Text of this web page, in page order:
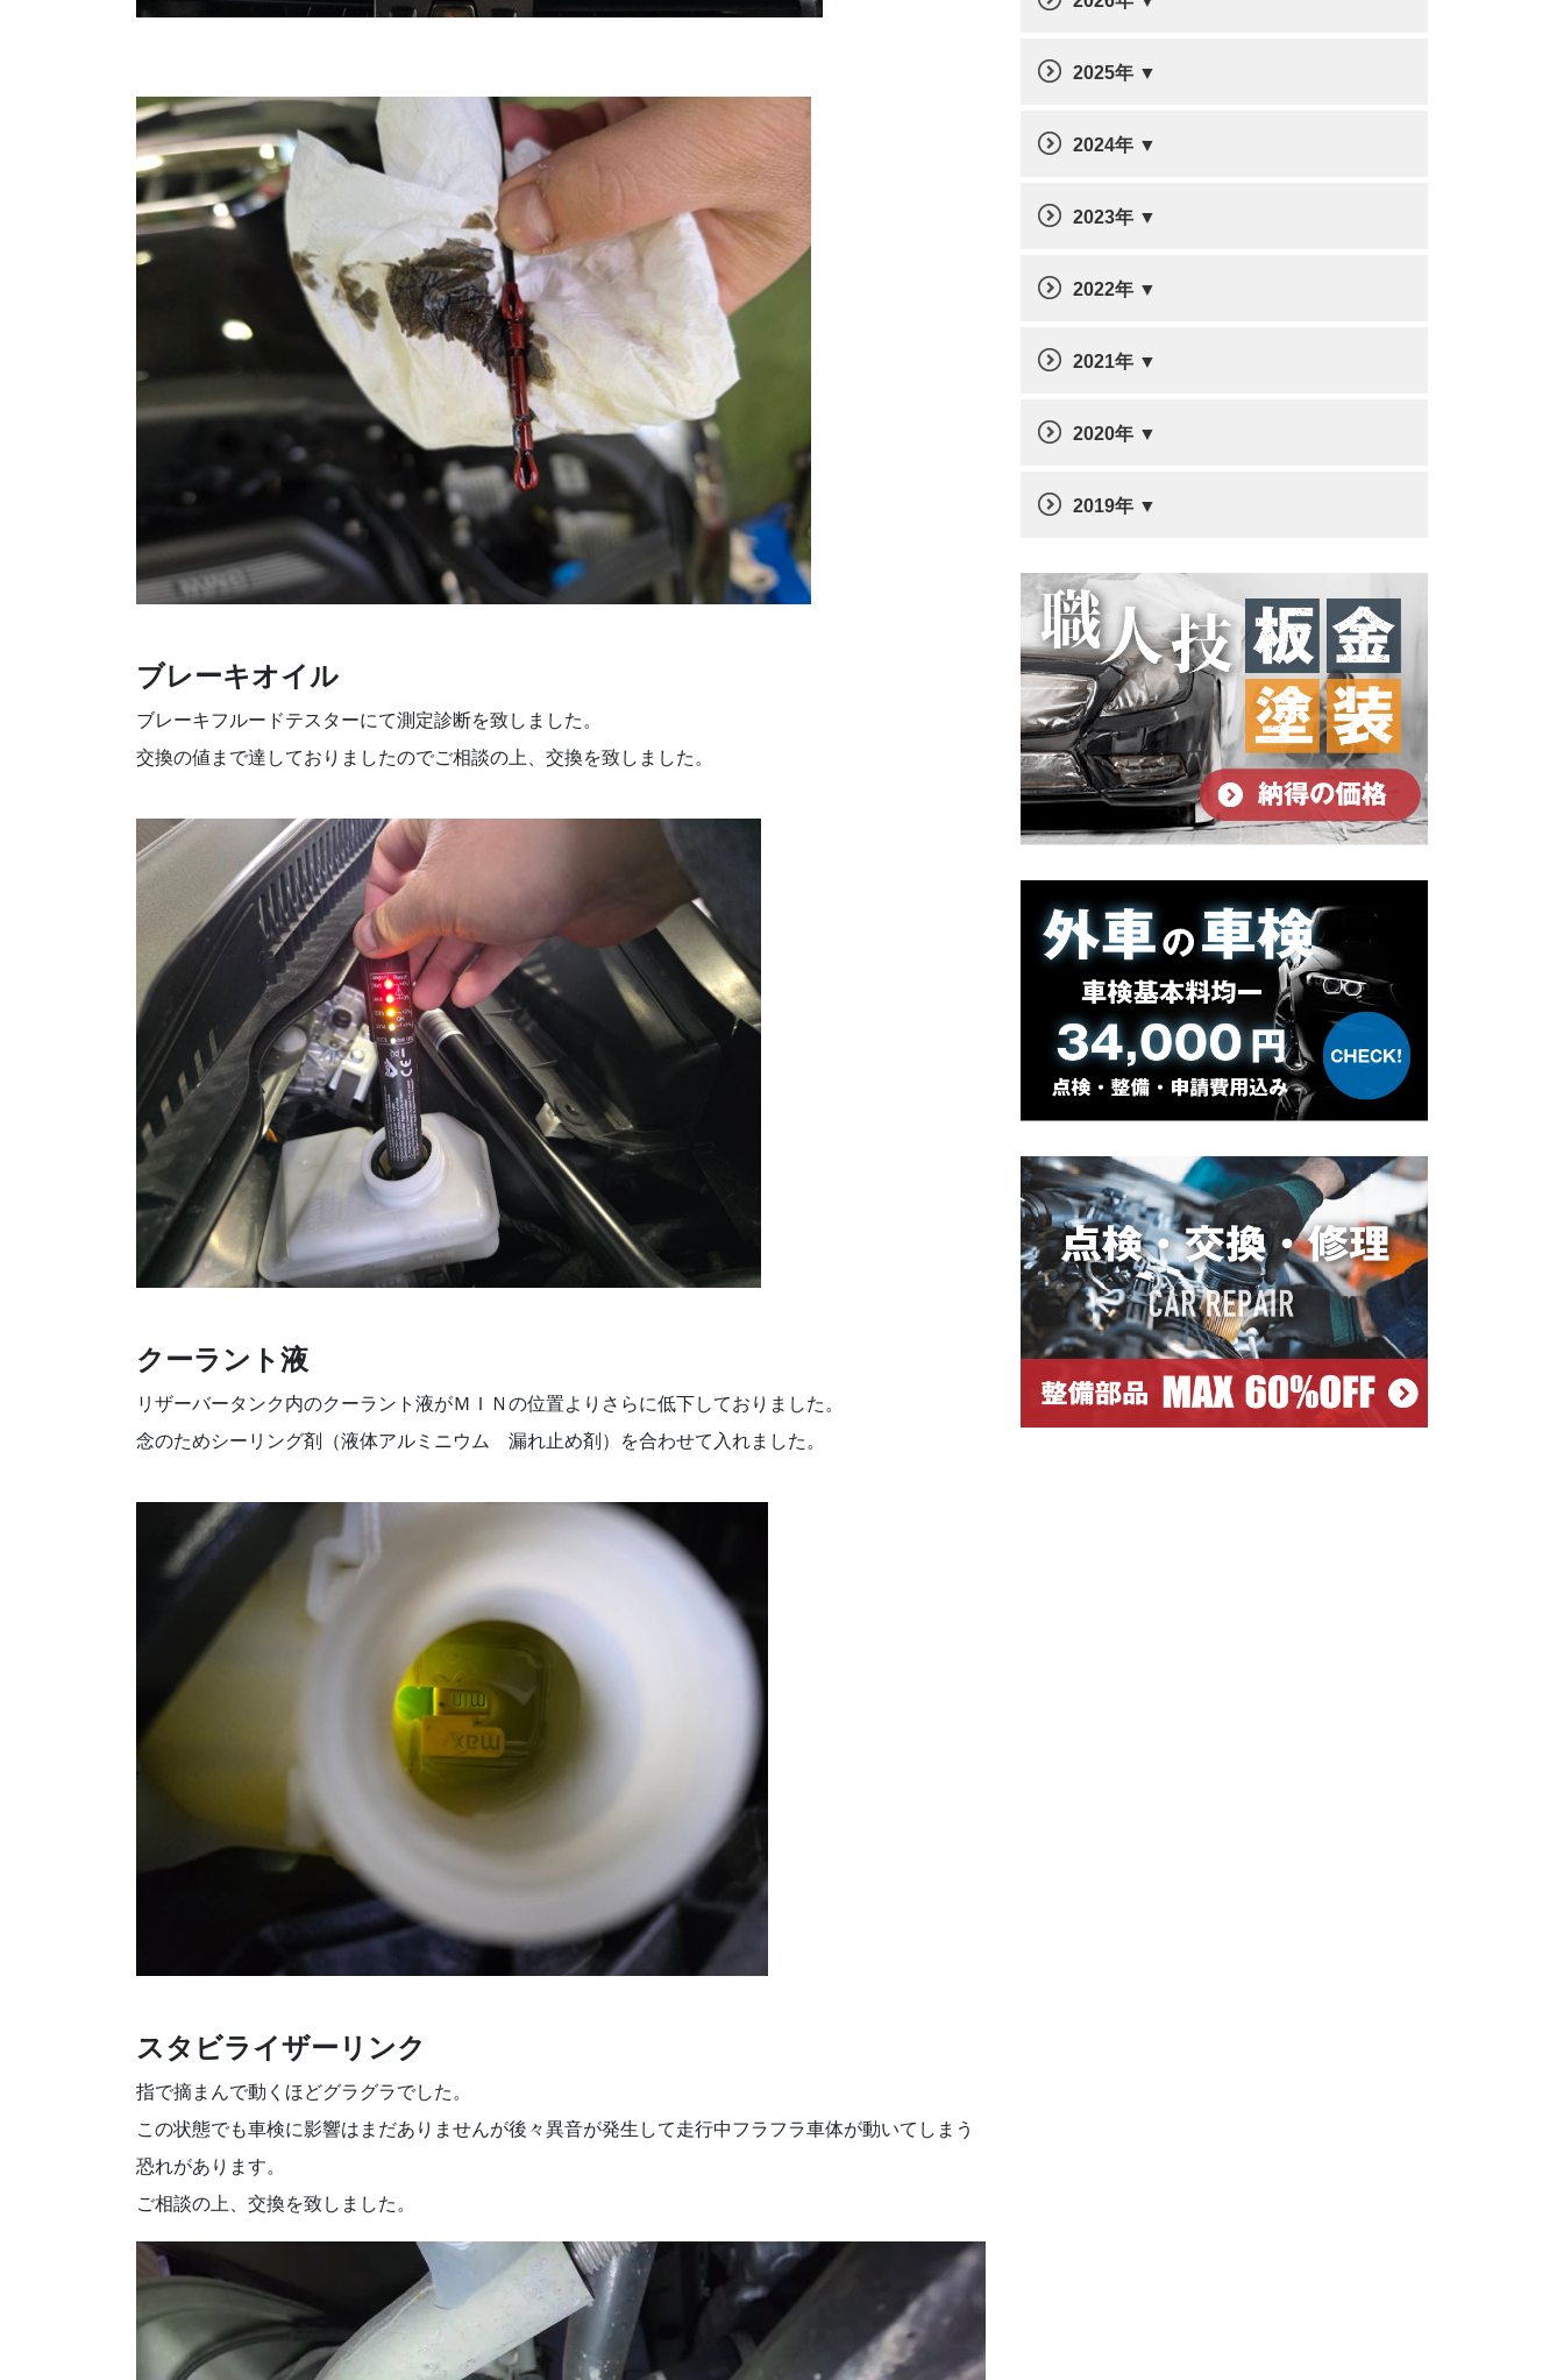
ブレーキオイル
ブレーキフルードテスターにて測定診断を致しました。
交換の値まで達しておりましたのでご相談の上、交換を致しました。
クーラント液
リザーバータンク内のクーラント液がＭＩＮの位置よりさらに低下しておりました。
念のためシーリング剤（液体アルミニウム 漏れ止め剤）を合わせて入れました。
スタビライザーリンク
指で摘まんで動くほどグラグラでした。
この状態でも車検に影響はまだありませんが後々異音が発生して走行中フラフラ車体が動いてしまう
恐れがあります。
ご相談の上、交換を致しました。
画
プ
2025年
2024年
2023年
2022年
2021年
2020年
2019年